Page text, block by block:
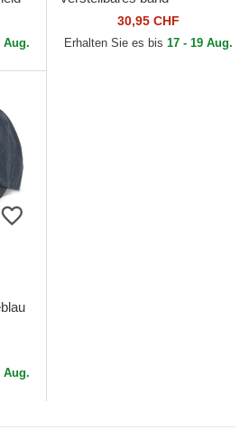
Aug.
9TWENTY Core Classic der
Los Angeles Angels MLB
30,95 CHF
Erhalten Sie es bis 17 - 19 Aug.
Aug.